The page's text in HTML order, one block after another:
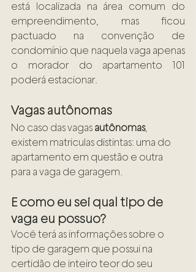
está localizada na área comum do
empreendimento, mas ficou
pactuado na convenção de
condomínio que naquela vaga apenas
o morador do apartamento 101
poderá estacionar.
Vagas autônomas
No caso das vagas autônomas,
existem matriculas distintas: uma do
apartamento em questão e outra
para a vaga de garagem.
E como eu sei qual tipo de
vaga eu possuo?
Você terá as informações sobre o
tipo de garagem que possui na
certidão de inteiro teor do seu